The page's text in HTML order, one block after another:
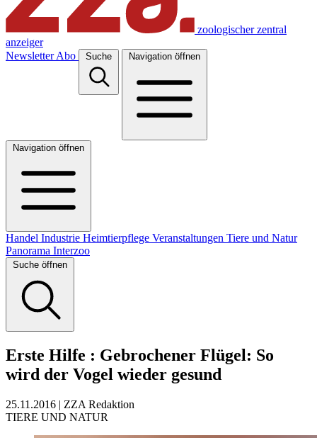
zoologischer zentral
anzeiger
Newsletter Abo Suche Navigation öffnen
Navigation öffnen
Handel Industrie Heimtierpflege Veranstaltungen Tiere und Natur
Panorama Interzoo
Suche öffnen
Erste Hilfe : Gebrochener Flügel: So
wird der Vogel wieder gesund
25.11.2016 | ZZA Redaktion
TIERE UND NATUR